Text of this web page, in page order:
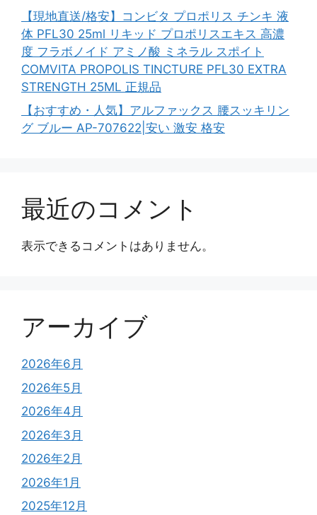
【現地直送/格安】コンビタ プロポリス チンキ 液
体 PFL30 25ml リキッド プロポリスエキス 高濃
度 フラボノイド アミノ酸 ミネラル スポイト
COMVITA PROPOLIS TINCTURE PFL30 EXTRA
STRENGTH 25ML 正規品
【おすすめ・人気】アルファックス 腰スッキリン
グ ブルー AP-707622|安い 激安 格安
最近のコメント
表示できるコメントはありません。
アーカイブ
2026年6月
2026年5月
2026年4月
2026年3月
2026年2月
2026年1月
2025年12月